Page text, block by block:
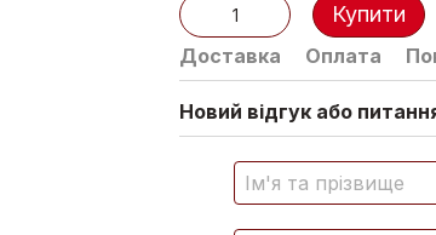
Купити
Доставка Оплата
Новий відгук або